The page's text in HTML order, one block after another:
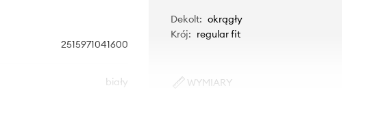
2515971041600
biały
Dekolt: okrągły
Krój: regular fit
WYMIARY